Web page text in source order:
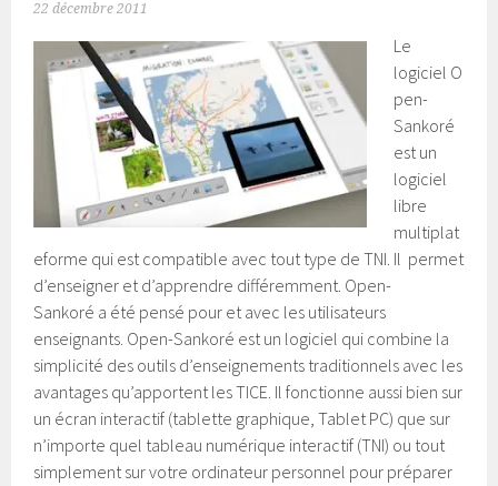
22 décembre 2011
Le
logiciel O
pen-
Sankoré
est un
logiciel
libre
multiplat
eforme qui est compatible avec tout type de TNI. Il permet
d’enseigner et d’apprendre différemment. Open-
Sankoré a été pensé pour et avec les utilisateurs
enseignants. Open-Sankoré est un logiciel qui combine la
simplicité des outils d’enseignements traditionnels avec les
avantages qu’apportent les TICE. Il fonctionne aussi bien sur
un écran interactif (tablette graphique, Tablet PC) que sur
n’importe quel tableau numérique interactif (TNI) ou tout
simplement sur votre ordinateur personnel pour préparer